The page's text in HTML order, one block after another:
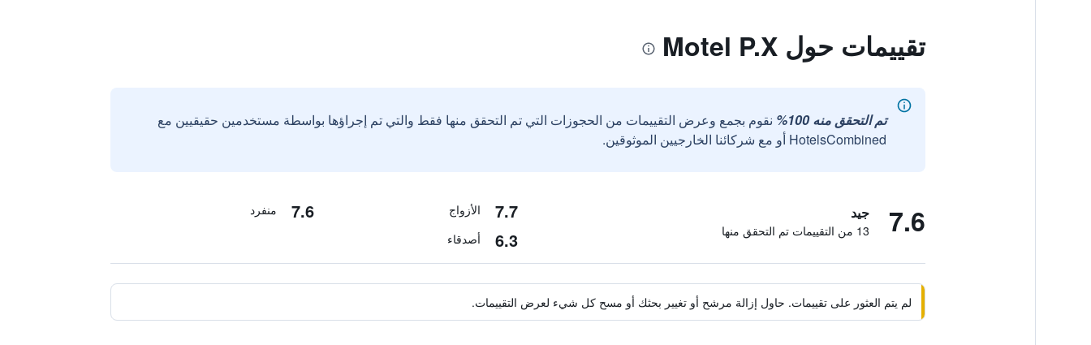
تقييمات حول Motel P.X
تم التحقق منه 100%
نقوم بجمع وعرض التقييمات من الحجوزات التي تم التحقق منها فقط والتي تم إجراؤها بواسطة مستخدمين حقيقيين مع
HotelsCombined أو مع شركائنا الخارجيين الموثوقين.
7.6 جيد
13 من التقييمات تم التحقق منها
7.7 الأزواج 7.6 منفرد
6.3 أصدقاء
لم يتم العثور على تقييمات. حاول إزالة مرشح أو تغيير بحثك أو مسح كل شيء لعرض التقييمات.